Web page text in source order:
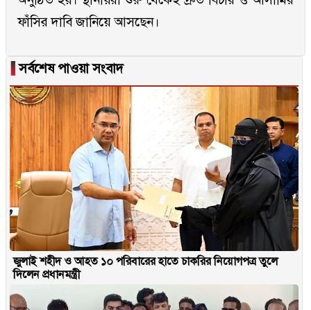
ফাঁসির দাবি জানিয়ে আসছেন।
▐সর্বশেষ পাওয়া সংবাদ
জুলাই শহীদ ও আহত ১০ পরিবারের হাতে চাকরির নিয়োগপত্র তুলে
দিলেন প্রধানমন্ত্রী